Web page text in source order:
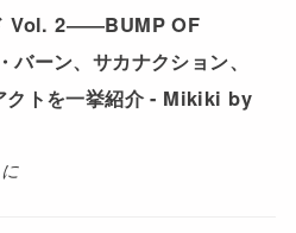
Vol. 2――BUMP OF
ーン、サカナクション、
クトを一挙紹介 - Mikiki by